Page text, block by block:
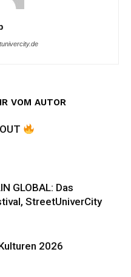
VOM AUTOR
GLOBAL: Das
StreetUniverCity
2026